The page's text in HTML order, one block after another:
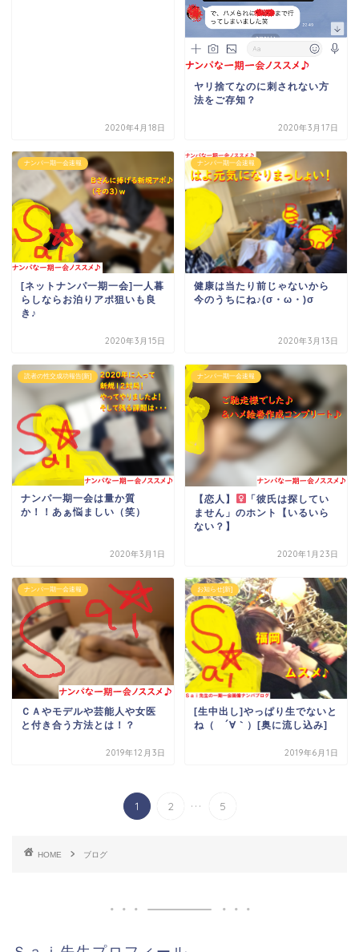
2020年4月18日
ヤリ捨てなのに刺されない方
法をご存知？
2020年3月17日
ナンパ一期一会速報
[ネットナンパ一期一会]一人暮
らしならお泊りアポ狙いも良
き♪
2020年3月15日
ナンパ一期一会速報
健康は当たり前じゃないから
今のうちにね♪(σ・ω・)σ
2020年3月13日
読者の性交成功報告[新]
ナンパ一期一会は量か質
か！！あぁ悩ましい（笑）
2020年3月1日
ナンパ一期一会速報
【恋人】
「彼氏は探してい
ません」のホント【いるいら
ない？】
2020年1月23日
ナンパ一期一会速報
ＣＡやモデルや芸能人や女医
と付き合う方法とは！？
2019年12月3日
お知らせ[新]
[生中出し]やっぱり生でないと
ね（ ´∀｀）[奥に流し込み]
2019年6月1日
1 2 ... 5
HOME ブログ